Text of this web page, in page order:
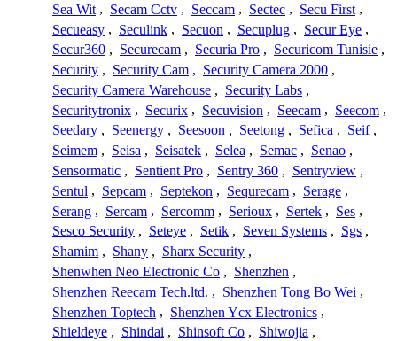
Sea Wit , Secam Cctv , Seccam , Sectec , Secu First ,
Secueasy , Seculink , Secuon , Secuplug , Secur Eye ,
Secur360 , Securecam , Securia Pro , Securicom Tunisie ,
Security , Security Cam , Security Camera 2000 ,
Security Camera Warehouse , Security Labs ,
Securitytronix , Securix , Secuvision , Seecam , Seecom ,
Seedary , Seenergy , Seesoon , Seetong , Sefica , Seif ,
Seimem , Seisa , Seisatek , Selea , Semac , Senao ,
Sensormatic , Sentient Pro , Sentry 360 , Sentryview ,
Sentul , Sepcam , Septekon , Sequrecam , Serage ,
Serang , Sercam , Sercomm , Serioux , Sertek , Ses ,
Sesco Security , Seteye , Setik , Seven Systems , Sgs ,
Shamim , Shany , Sharx Security ,
Shenwhen Neo Electronic Co , Shenzhen ,
Shenzhen Reecam Tech.ltd. , Shenzhen Tong Bo Wei ,
Shenzhen Toptech , Shenzhen Ycx Electronics ,
Shieldeye , Shindai , Shinsoft Co , Shiwojia ,